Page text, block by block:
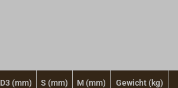
D3 (mm) S (mm) M (mm) Gewicht (kg)